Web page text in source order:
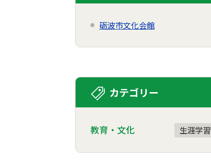
砺波市文化会館
カテゴリー
教育・文化 生涯学習